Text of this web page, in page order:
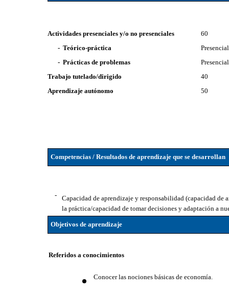
Actividades presenciales y/o no presenciales
60
- Teórico-práctica
Presencial
- Prácticas de problemas
Presencial
Trabajo tutelado/dirigido
40
Aprendizaje autónomo
50
Competencias / Resultados de aprendizaje que se desarrollan
-
Capacidad de aprendizaje y responsabilidad (capacidad
la práctica/capacidad de tomar decisiones y adaptación a
Objetivos de aprendizaje
Referidos a conocimientos
Conocer las nociones básicas de economía.